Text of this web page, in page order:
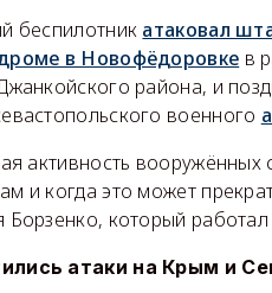
беспилотник атаковал
в Новофёдоровке в
района, и
военного
активность
и когда это может
Борзенко, который
атаки на Крым и